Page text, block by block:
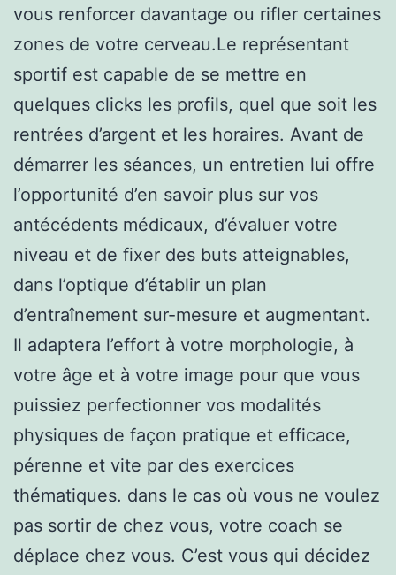
vous renforcer davantage ou rifler certaines
zones de votre cerveau.Le représentant
sportif est capable de se mettre en
quelques clicks les profils, quel que soit les
rentrées d’argent et les horaires. Avant de
démarrer les séances, un entretien lui offre
l’opportunité d’en savoir plus sur vos
antécédents médicaux, d’évaluer votre
niveau et de fixer des buts atteignables,
dans l’optique d’établir un plan
d’entraînement sur-mesure et augmentant.
Il adaptera l’effort à votre morphologie, à
votre âge et à votre image pour que vous
puissiez perfectionner vos modalités
physiques de façon pratique et efficace,
pérenne et vite par des exercices
thématiques. dans le cas où vous ne voulez
pas sortir de chez vous, votre coach se
déplace chez vous. C’est vous qui décidez